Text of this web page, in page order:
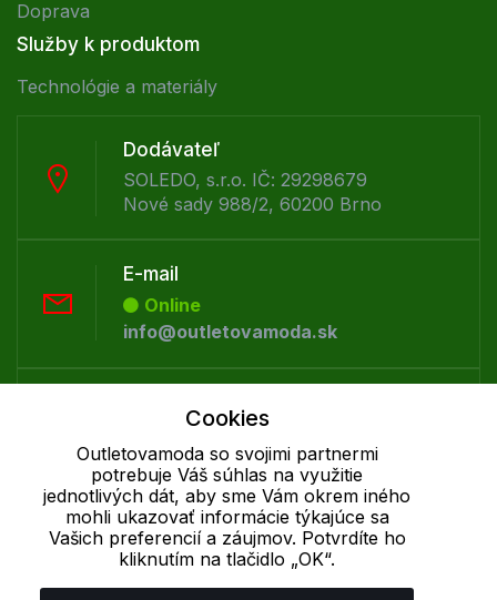
Doprava
Služby k produktom
Technológie a materiály
Dodávateľ
SOLEDO, s.r.o. IČ: 29298679
Nové sady 988/2, 60200 Brno
E-mail
Online
info@outletovamoda.sk
Offline
+421 277 270 055
Cookie - podrobné nastavenie| Ďalšie informácie|Spracovanie
osobných údajov
Cookies
Outletovamoda so svojimi partnermi
potrebuje Váš súhlas na využitie
jednotlivých dát, aby sme Vám okrem iného
mohli ukazovať informácie týkajúce sa
Vašich preferencií a záujmov. Potvrdíte ho
kliknutím na tlačidlo „OK“.